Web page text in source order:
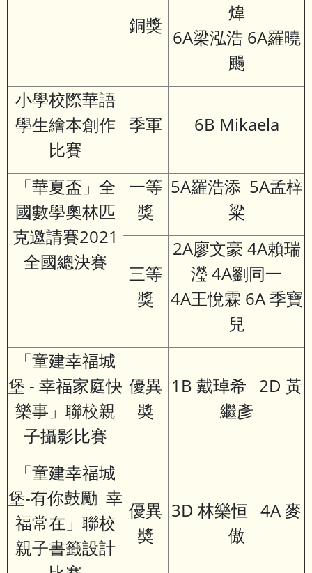
銅獎
煒
6A梁泓浩 6A羅曉
颺
小學校際華語
學生繪本創作
比賽
季軍 6B Mikaela
「華夏盃」全
國數學奧林匹
克邀請賽2021
全國總決賽
一等
獎
5A羅浩添 5A孟梓
粱
三等
獎
2A廖文豪 4A賴瑞
瀅 4A劉同一
4A王悅霖 6A 季寶
兒
「童建幸福城
堡 - 幸福家庭快
樂事」聯校親
子攝影比賽
優異
奬
1B 戴琸希 2D 黃
繼彥
「童建幸福城
堡-有你鼓勵  幸
福常在」聯校
親子書籤設計
優異
奬
3D 林樂恒 4A 麥
傲